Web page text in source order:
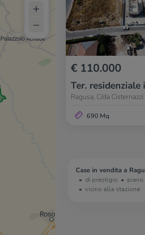
€ 110.000
Ter. residenziale
Ragusa, C/da
690 Mq
Case in vendita a
di prestigio
piano
vicino alla stazione
+
–